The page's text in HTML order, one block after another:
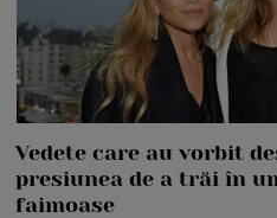
Vedete care au vorbit
presiunea de a trăi în
faimoase